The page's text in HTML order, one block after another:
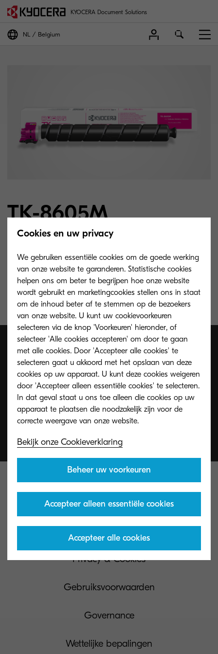
KYOCERA Document Solutions
NL Belgium
TK-8605M
Toner magenta voor 20.000 pagina’s A4, bij 5%
dekking
Privacy & Cookies
Gebruiksvoorwaarden
Governance
Wettelijke bepalingen
Cookies en uw privacy
We gebruiken essentiële cookies om de goede werking
van onze website te garanderen. Statistische cookies
helpen ons om beter te begrijpen hoe onze website
wordt gebruikt en marketingcookies stellen ons in staat
om de inhoud beter af te stemmen op de bezoekers
van onze website. U kunt uw cookievoorkeuren
selecteren via de knop 'Voorkeuren' hieronder, of
selecteer 'Alle cookies accepteren' om door te gaan
met alle cookies. Door 'Accepteer alle cookies' te
selecteren gaat u akkoord met het opslaan van deze
cookies op uw apparaat. U kunt deze cookies weigeren
door 'Accepteer alleen essentiële cookies' te selecteren.
In dat geval staat u ons toe alleen die cookies op uw
apparaat te plaatsen die noodzakelijk zijn voor de
Bekijk onze Cookieverklaring
Beheer uw voorkeuren
Accepteer alleen essentiële cookies
Accepteer alle cookies